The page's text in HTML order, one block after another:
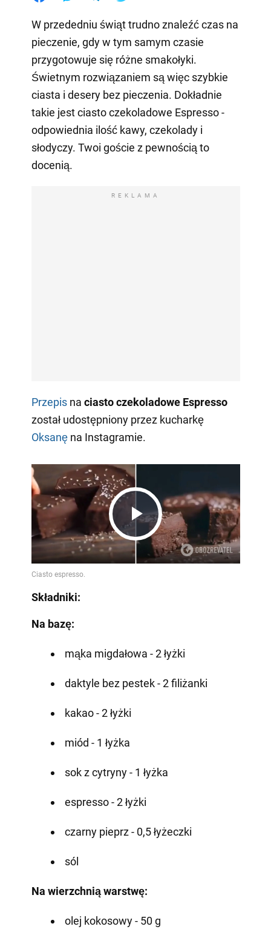
W przededniu świąt trudno znaleźć czas na
pieczenie, gdy w tym samym czasie
przygotowuje się różne smakołyki.
Świetnym rozwiązaniem są więc szybkie
ciasta i desery bez pieczenia. Dokładnie
takie jest ciasto czekoladowe Espresso -
odpowiednia ilość kawy, czekolady i
słodyczy. Twoi goście z pewnością to
docenią.
REKLAMA
Przepisna ciasto czekoladowe Espresso
został udostępniony przez kucharkę
Oksanęna Instagramie.
Play
Składniki:
Na bazę:
mąka migdałowa - 2 łyżki
daktyle bez pestek - 2 filiżanki
kakao - 2 łyżki
miód - 1 łyżka
sok z cytryny - 1 łyżka
espresso - 2 łyżki
czarny pieprz - 0,5 łyżeczki
sól
Na wierzchnią warstwę:
olej kokosowy - 50 g